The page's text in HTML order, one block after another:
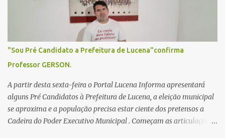
"Sou Pré Candidato a Prefeitura de Lucena"confirma
Professor GERSON.
A partir desta sexta-feira o Portal Lucena Informa apresentará
alguns Pré Candidatos à Prefeitura de Lucena, a eleição municipal
se aproxima e a população precisa estar ciente dos pretensos a
Cadeira do Poder Executivo Municipal . Começam as articulações e